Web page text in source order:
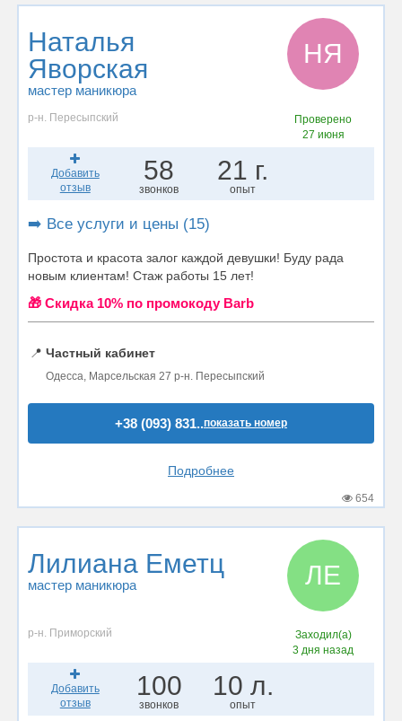
Наталья
Яворская
мастер маникюра
НЯ
р-н. Пересыпский
Проверено
27 июня
Добавить
отзыв
58
звонков
21 г.
опыт
➡️ Все услуги и цены (15)
Простота и красота залог каждой девушки! Буду рада
новым клиентам! Стаж работы 15 лет!
🎁 Cкидка 10% по промокоду Barb
📍 Частный кабинет
Одесса, Марсельская 27 р-н. Пересыпский
+38 (093) 831..показать номер
Подробнее
654
Лилиана Еметц
мастер маникюра ЛЕ
р-н. Приморский
Заходил(а)
3 дня назад
Добавить
отзыв
100
звонков
10 л.
опыт